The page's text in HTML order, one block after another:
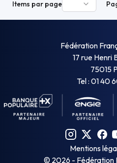
Items par page
Fédération
17 rue Henri
75015
Tel : 01 40
Mentions
© 2026 - Fédération